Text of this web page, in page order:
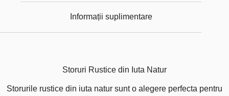
Informații suplimentare
Storuri Rustice din Iuta Natur
Storurile rustice din iuta natur sunt o alegere perfecta pentru